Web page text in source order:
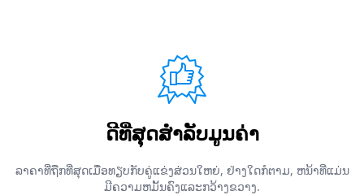
ດີທີ່ສຸດສໍາລັບມູນຄ່າ
ລາຄາທີ່ຖືກທີ່ສຸດເມື່ອທຽບກັບຄູ່ແຂ່ງສ່ວນໃຫຍ່, ຢ່າງໃດກໍຕາມ, ຫນ້າທີ່ແມ່ນ
ມີຄວາມຫມັ້ນຄົງແລະກວ້າງຂວາງ.